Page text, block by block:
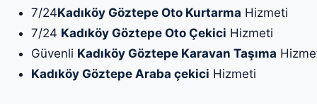
7/24Kadıköy Göztepe Oto Kurtarma Hizmeti
7/24 Kadıköy Göztepe Oto Çekici Hizmeti
Güvenli Kadıköy Göztepe Karavan Taşıma
Kadıköy Göztepe Araba çekici Hizmeti